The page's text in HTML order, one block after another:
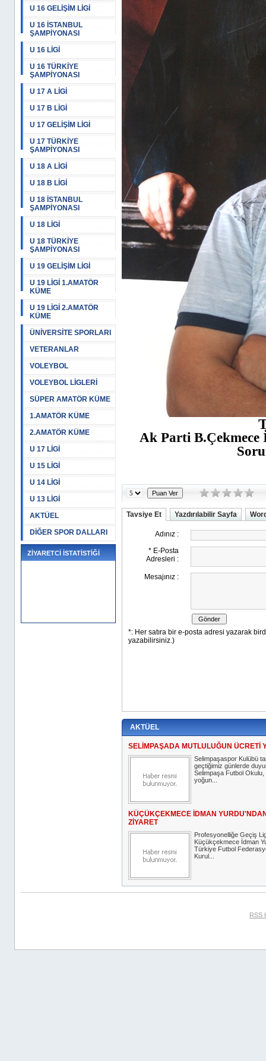
U 16 GELİŞİM LİGİ
U 16 İSTANBUL
ŞAMPİYONASI
U 16 LİGİ
U 16 TÜRKİYE
ŞAMPİYONASI
U 17 A LİGİ
U 17 B LİGİ
U 17 GELİŞİM LİGİ
U 17 TÜRKİYE
ŞAMPİYONASI
U 18 A LİGİ
U 18 B LİGİ
U 18 İSTANBUL
ŞAMPİYONASI
U 18 LİGİ
U 18 TÜRKİYE
ŞAMPİYONASI
U 19 GELİŞİM LİGİ
U 19 LİGİ 1.AMATÖR
KÜME
U 19 LİGİ 2.AMATÖR
KÜME
ÜNİVERSİTE SPORLARI
VETERANLAR
VOLEYBOL
VOLEYBOL LİGLERİ
SÜPER AMATÖR KÜME
1.AMATÖR KÜME
2.AMATÖR KÜME
U 17 LİGİ
U 15 LİGİ
U 14 LİGİ
U 13 LİGİ
AKTÜEL
DİĞER SPOR DALLARI
ZİYARETCİ İSTATİSTİĞİ
Ak Parti B.Çekmece
Tavsiye Et Yazdırılabilir Sayfa
AKTÜEL
SELİMPAŞADA MUTLULUĞUN ÜCRETİ
Selimpaşaspor Kulübü
geçtiğimiz günlerde
Selimpaşa Futbol Okulu,
yoğun...
KÜÇÜKÇEKMECE İDMAN
ZİYARET
Profesyonelliğe Geçiş
Küçükçekmece İdman
Türkiye Futbol
Kurul...
RSS